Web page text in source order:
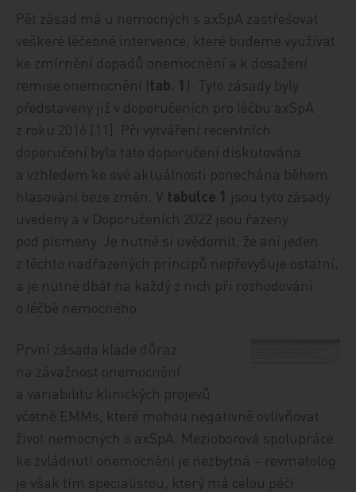
Pět zásad má u nemocných s axSpA zastřešovat
veškeré léčebné intervence, které budeme využívat
ke zmírnění dopadů onemocnění a k dosažení
remise onemocnění (tab. 1 ). Tyto zásady byly
představeny již v doporučeních pro léčbu axSpA
z roku 2016 [11]. Při vytváření recentních
doporučení byla tato doporučení diskutována
a vzhledem ke své aktuálnosti ponechána během
hlasování beze změn. V tabulce 1 jsou tyto zásady
uvedeny a v Doporučeních 2022 jsou řazeny
pod písmeny. Je nutné si uvědomit, že ani jeden
z těchto nadřazených principů nepřevyšuje ostatní,
a je nutné dbát na každý z nich při rozhodování
o léčbě nemocného.
První zásada klade důraz
na závažnost onemocnění
a variabilitu klinických projevů
včetně EMMs, které mohou negativně ovlivňovat
život nemocných s axSpA. Mezioborová spolupráce
ke zvládnutí onemocnění je nezbytná – revmatolog
je však tím specialistou, který má celou péči